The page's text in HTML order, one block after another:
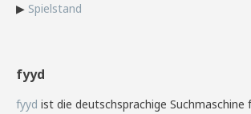
▶ Spielstand
fyyd
fyyd ist die deutschsprachige Suchmaschine